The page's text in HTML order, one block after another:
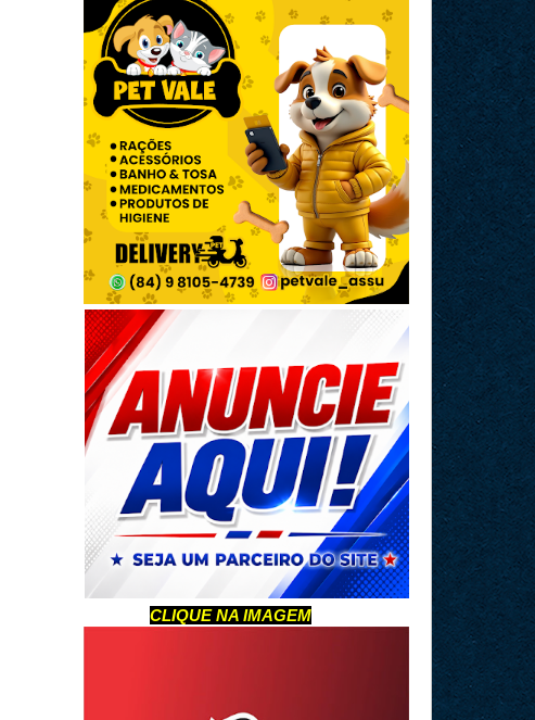
CLIQUE NA IMAGEM